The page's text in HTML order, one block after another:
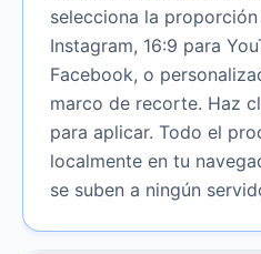
selecciona la proporción
Instagram, 16:9 para
Facebook, o
marco de recorte. Haz
para aplicar. Todo el
localmente en tu
se suben a ningún